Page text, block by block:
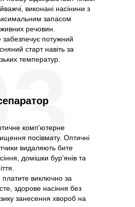
виконані насінини з
запасом
речовин.
забезпечує потужний
старт навіть за
температур.
комп'ютерне
посівмату. Оптичні
видаляють бите
домішки бур'янів та
платите виключно за
здорове насіння без
занесення хвороб на